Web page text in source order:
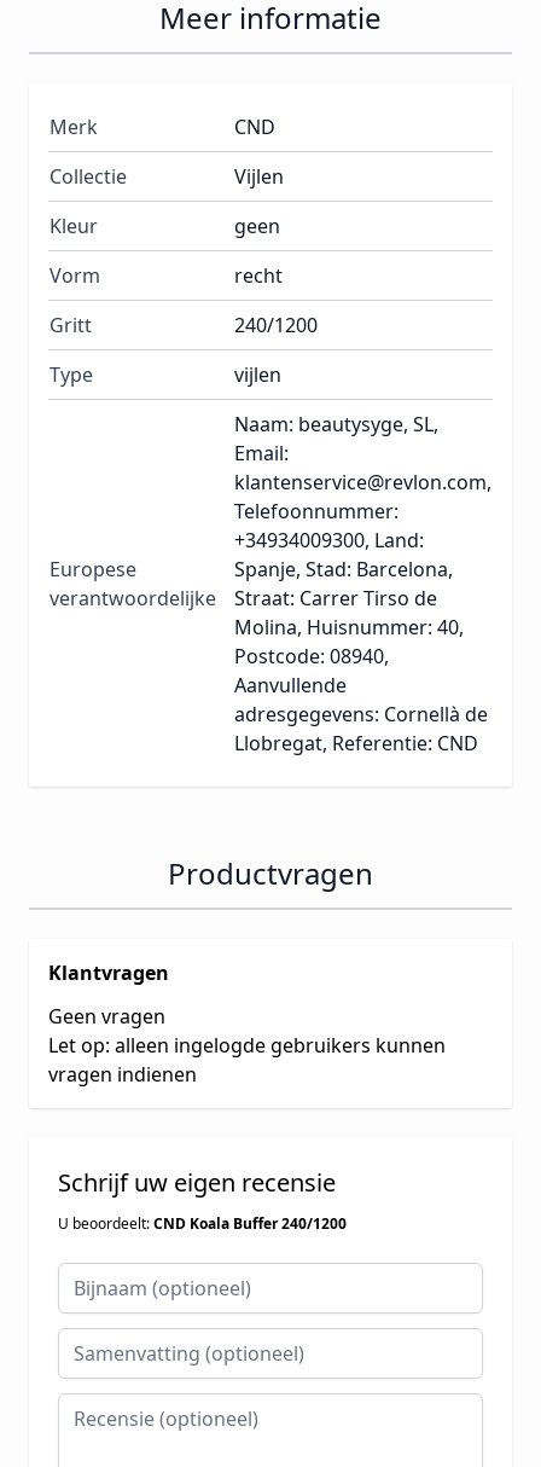
Meer informatie
Merk
CND
Collectie
Vijlen
Kleur
geen
Vorm
recht
Gritt
240/1200
Type
vijlen
Europese
verantwoordelijke
Naam: beautysyge, SL,
Email:
klantenservice@revlon.com,
Telefoonnummer:
+34934009300, Land:
Spanje, Stad: Barcelona,
Straat: Carrer Tirso de
Molina, Huisnummer: 40,
Postcode: 08940,
Aanvullende
adresgegevens: Cornellà de
Llobregat, Referentie: CND
Productvragen
Klantvragen
Geen vragen
Let op: alleen ingelogde gebruikers kunnen
vragen indienen
Schrijf uw eigen recensie
U beoordeelt:CND Koala Buffer 240/1200
Bijnaam
Samenvatting
Recensie